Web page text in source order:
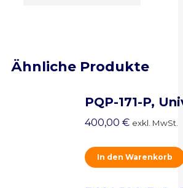
Ähnliche Produkte
PQP-171-P,
400,00 € exkl. MwSt.
In den Warenkorb